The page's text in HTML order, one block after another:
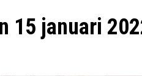
15 januari